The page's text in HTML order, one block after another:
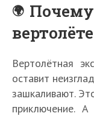
Вертолётная
оставит
зашкаливают.
приключение. А